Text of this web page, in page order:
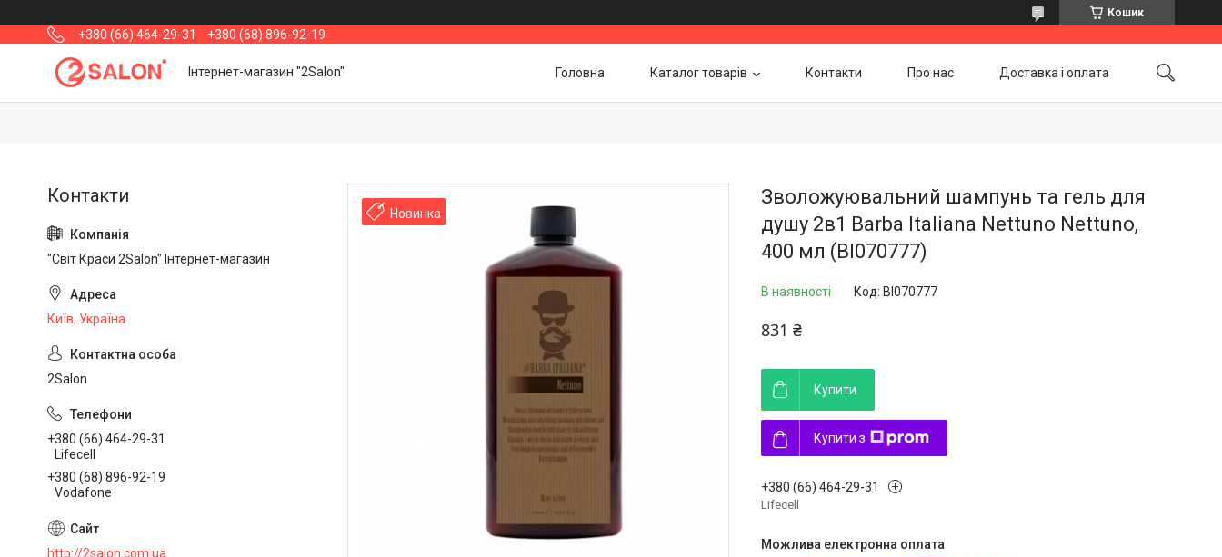
Кошик
+380 (66) 464-29-31 +380 (68) 896-92-19
Інтернет-магазин "2Salon" Головна Каталог товарів Контакти Про нас Доставка і оплата
Новинка
Зволожуювальний шампунь та гель для
душу 2в1 Barba Italiana Nettuno Nettuno,
400 мл (BI070777)
В наявності Код: BI070777
831 ₴
Купити
Купити з
+380 (66) 464-29-31
Lifecell
"Світ Краси 2Salon" Інтернет-магазин
Київ, Україна
2Salon
+380 (66) 464-29-31
Lifecell
+380 (68) 896-92-19
Vodafone
http://2salon.com.ua